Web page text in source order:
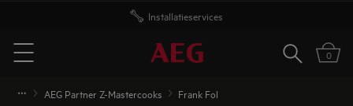
Installatieservices
Menu
Zoeken0
AEG Partner Z-Mastercooks Frank Fol